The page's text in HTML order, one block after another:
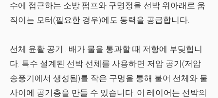
수에 접근하는 소방 펌프와 구명정을 선박 위아래로 움
직이는 모터(필요한 경우)에도 동력을 공급합니다.
선체 윤활 공기 . 배가 물을 통과할 때 저항에 부딪힙니
다. 특수 설계된 선박 선체를 사용하면 저압 공기(저압
송풍기에서 생성됨)를 작은 구멍을 통해 불어 선체와 물
사이에 공기층을 만들 수 있습니다. 이 레이어는 선박의